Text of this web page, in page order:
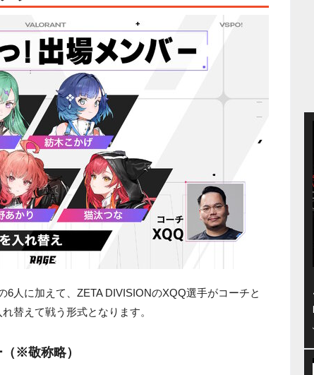
6人に加えて、ZETA DIVISIONのXQQ選手がコーチと
替えて戦う形式となります。
※敬称略）